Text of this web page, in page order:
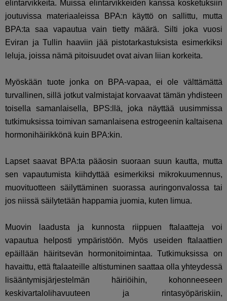
elintarvikkeita. Muissa elintarvikkeiden kanssa kosketuksiin
joutuvissa materiaaleissa BPA:n käyttö on sallittu, mutta
BPA:ta saa vapautua vain tietty määrä. Silti joka vuosi
Eviran ja Tullin haaviin jää pistotarkastuksista esimerkiksi
leluja, joissa nämä pitoisuudet ovat aivan liian korkeita.
Myöskään tuote jonka on BPA-vapaa, ei ole välttämättä
turvallinen, sillä jotkut valmistajat korvaavat tämän yhdisteen
toisella samanlaisella, BPS:llä, joka näyttää uusimmissa
tutkimuksissa toimivan samanlaisena estrogeenin kaltaisena
hormonihäirikkönä kuin BPA:kin.
Lapset saavat BPA:ta pääosin suoraan suun kautta, mutta
sen vapautumista kiihdyttää esimerkiksi mikrokuumennus,
muovituotteen säilyttäminen suorassa auringonvalossa tai
jos niissä säilytetään happamia juomia, kuten limua.
Muovin laadusta ja kunnosta riippuen ftalaatteja voi
vapautua helposti ympäristöön. Myös useiden ftalaattien
epäillään häiritsevän hormonitoimintaa. Tutkimuksissa on
havaittu, että ftalaateille altistuminen saattaa olla yhteydessä
lisääntymisjärjestelmän häiriöihin, kohonneeseen
keskivartalolihavuuteen ja rintasyöpäriskiin,